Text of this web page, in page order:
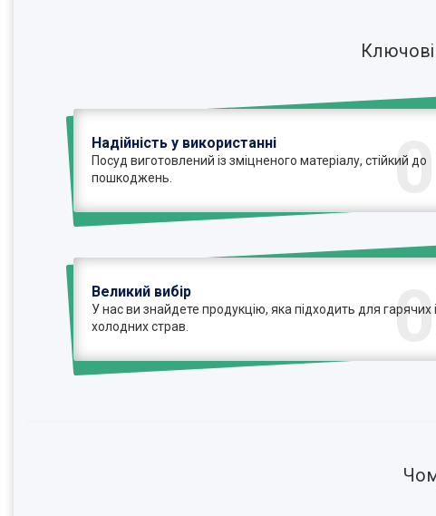
Ключові
01
Надійність у використанні
Посуд виготовлений із зміцненого матеріалу, стійкий до
пошкоджень.
03
Великий вибір
У нас ви знайдете продукцію, яка підходить для гарячих і
холодних страв.